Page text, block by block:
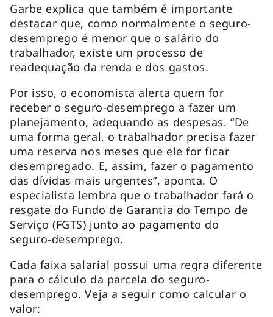
Garbe explica que também é importante
destacar que, como normalmente o seguro-
desemprego é menor que o salário do
trabalhador, existe um processo de
readequação da renda e dos gastos.
Por isso, o economista alerta quem for
receber o seguro-desemprego a fazer um
planejamento, adequando as despesas. “De
uma forma geral, o trabalhador precisa fazer
uma reserva nos meses que ele for ficar
desempregado. E, assim, fazer o pagamento
das dívidas mais urgentes”, aponta. O
especialista lembra que o trabalhador fará o
resgate do Fundo de Garantia do Tempo de
Serviço (FGTS) junto ao pagamento do
seguro-desemprego.
Cada faixa salarial possui uma regra diferente
para o cálculo da parcela do seguro-
desemprego. Veja a seguir como calcular o
valor: